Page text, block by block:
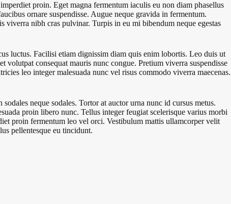
proin. Eget magna fermentum iaculis eu non diam phasellus
ornare suspendisse. Augue neque gravida in fermentum.
viverra nibh cras pulvinar. Turpis in eu mi bibendum neque egestas
luctus. Facilisi etiam dignissim diam quis enim lobortis. Leo duis ut
consequat mauris nunc congue. Pretium viverra suspendisse
leo integer malesuada nunc vel risus commodo viverra maecenas.
neque sodales. Tortor at auctor urna nunc id cursus metus.
proin libero nunc. Tellus integer feugiat scelerisque varius morbi
proin fermentum leo vel orci. Vestibulum mattis ullamcorper velit
pellentesque eu tincidunt.